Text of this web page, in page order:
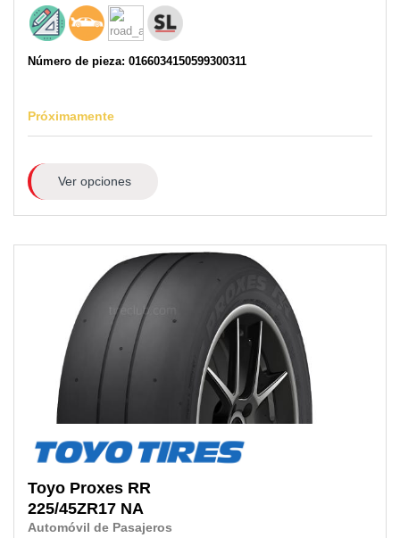
Número de pieza: 0166034150599300311
Próximamente
Ver opciones
Toyo Proxes RR
225/45ZR17 NA
Automóvil de Pasajeros